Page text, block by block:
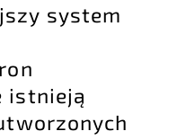
system
istnieją